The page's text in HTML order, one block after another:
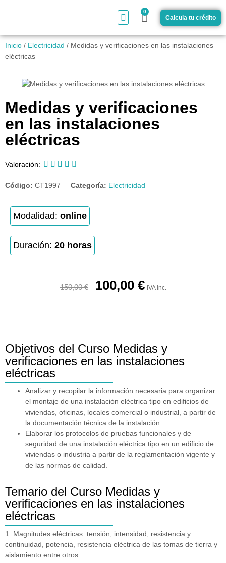
0
Calcula tu crédito
Inicio / Electricidad / Medidas y verificaciones en las instalaciones
eléctricas
Medidas y verificaciones
en las instalaciones
eléctricas
Valoración:     
Código: CT1997 Categoría: Electricidad
Modalidad: online
Duración: 20 horas
150,00€ 100,00 € IVA inc.
Objetivos del Curso Medidas y
verificaciones en las instalaciones
eléctricas
Analizar y recopilar la información necesaria para organizar
el montaje de una instalación eléctrica tipo en edificios de
viviendas, oficinas, locales comercial o industrial, a partir de
la documentación técnica de la instalación.
Elaborar los protocolos de pruebas funcionales y de
seguridad de una instalación eléctrica tipo en un edificio de
viviendas o industria a partir de la reglamentación vigente y
de las normas de calidad.
Temario del Curso Medidas y
verificaciones en las instalaciones
eléctricas
1. Magnitudes eléctricas: tensión, intensidad, resistencia y
continuidad, potencia, resistencia eléctrica de las tomas de tierra y
aislamiento entre otros.